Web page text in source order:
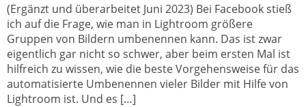
(Ergänzt und überarbeitet Juni 2023) Bei Facebook stieß
ich auf die Frage, wie man in Lightroom größere
Gruppen von Bildern umbenennen kann. Das ist zwar
eigentlich gar nicht so schwer, aber beim ersten Mal ist
hilfreich zu wissen, wie die beste Vorgehensweise für das
automatisierte Umbenennen vieler Bilder mit Hilfe von
Lightroom ist. Und es […]